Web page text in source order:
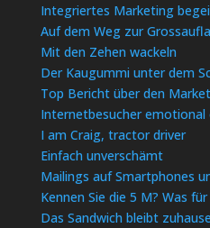
Integriertes Marketing
Auf dem Weg zur
Mit den Zehen wackeln
Der Kaugummi unter dem
Top Bericht über den
Internetbesucher emotional
I am Craig, tractor driver
Einfach unverschämt
Mailings auf Smartphones
Kennen Sie die 5 M? Was
Das Sandwich bleibt zuhause